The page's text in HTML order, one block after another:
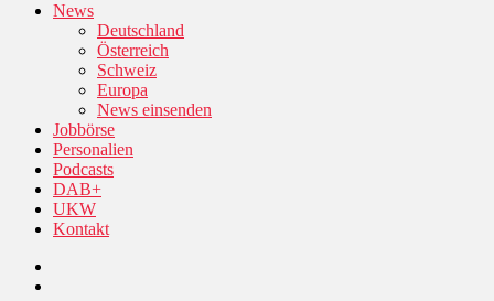
News
Deutschland
Österreich
Schweiz
Europa
News einsenden
Jobbörse
Personalien
Podcasts
DAB+
UKW
Kontakt